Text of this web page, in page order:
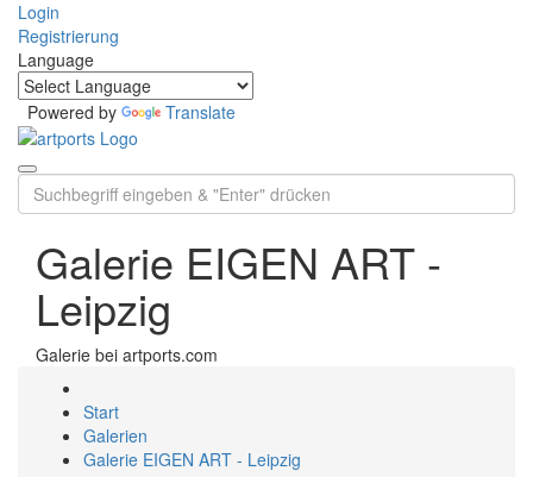
Login
Registrierung
Language
Powered by Translate
Galerie EIGEN ART -
Leipzig
Galerie bei artports.com
Start
Galerien
Galerie EIGEN ART - Leipzig